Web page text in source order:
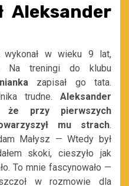
Aleksander
w wieku 9 lat,
Na treningi do klubu
zapisał go tata.
trudne. Aleksander
że przy pierwszych
mu strach.
Małysz — Wtedy był
skoki, cieszyło jak
To mnie fascynowało —
w rozmowie dla